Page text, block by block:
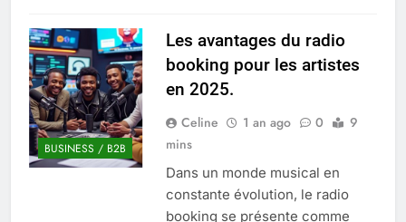
nouvelle guinée : culture et entretien
5 Mois Ago
Quels sont les inconvénients de
l’eucalyptus gunnii pour votre jardin
5 Mois Ago
BUSINESS / B2B
Les avantages du radio
booking pour les artistes
en 2025.
Celine 1 an ago 0
9
mins
Dans un monde musical en
constante évolution, le radio
booking se présente comme